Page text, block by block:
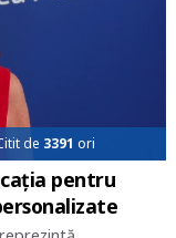
de 3391 ori
pentru